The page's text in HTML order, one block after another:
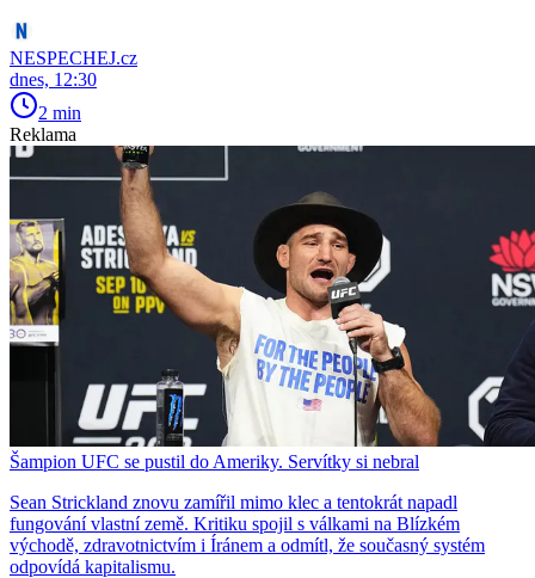
NESPECHEJ.cz
dnes, 12:30
2 min
Reklama
Šampion UFC se pustil do Ameriky. Servítky si nebral
Sean Strickland znovu zamířil mimo klec a tentokrát napadl
fungování vlastní země. Kritiku spojil s válkami na Blízkém
východě, zdravotnictvím i Íránem a odmítl, že současný systém
odpovídá kapitalismu.